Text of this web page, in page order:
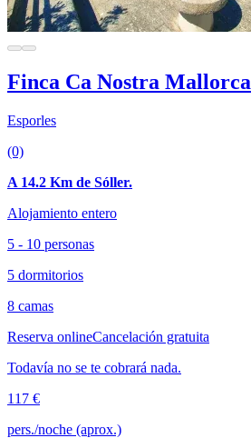
Finca Ca Nostra Mallorca
Esporles
(0)
A 14.2 Km de Sóller.
Alojamiento entero
5 - 10 personas
5 dormitorios
8 camas
Reserva onlineCancelación gratuita
Todavía no se te cobrará nada.
117 €
pers./noche (aprox.)